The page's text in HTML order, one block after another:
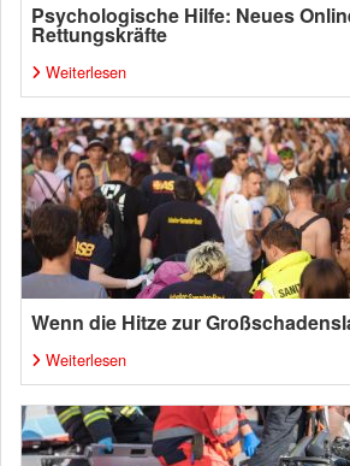
Psychologische Hilfe: Neues
Rettungskräfte
Weiterlesen
Wenn die Hitze zur
Weiterlesen